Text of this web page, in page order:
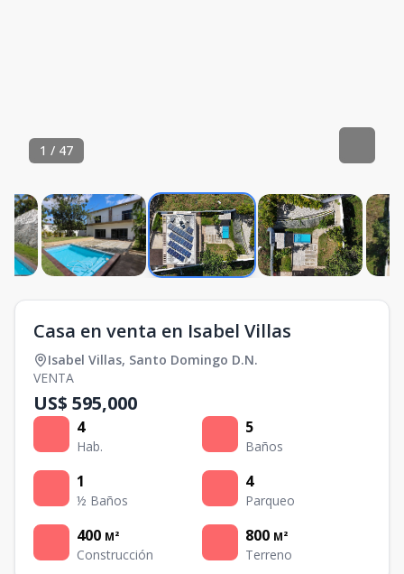
1 / 47
Casa en venta en Isabel Villas
Isabel Villas, Santo Domingo D.N.
VENTA
US$ 595,000
4
Hab.
5
Baños
1
½ Baños
4
Parqueo
400 M²
Construcción
800 M²
Terreno